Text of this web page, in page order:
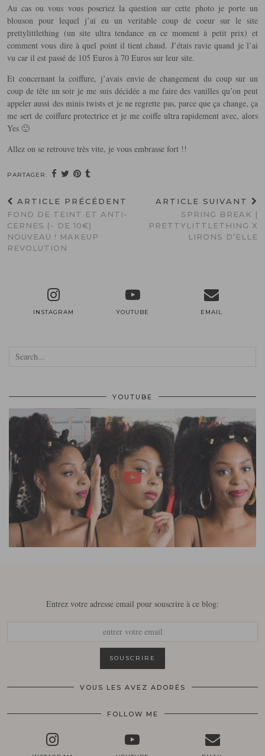
Au cas ou vous vous poseriez la question sur cette photo je porte un
blouson pour lequel j’ai eu un veritable coup de coeur sur le site
prettylittlething (un site ultra tendance en ce moment à petit prix) et
comment vous dire à quel point il tient chaud. J’étais ravie quand je l’ai
vu car il est passé de 105 Euros à 70 Euros sur leur site.
Et concernant la coiffure, j’avais envie de changement du coup sur un
coup de tête un soir je me suis décidée a me faire des vanilles qu’on peut
appeler aussi des minis twists et je ne regrette pas, parce que ça change, ça
me sert de coiffure protectrice et je me coiffe ultra rapidement avec, alors
Yes 🙂
Allez on se retrouve très vite, je vous embrasse fort !!
PARTAGER:
ARTICLE PRÉCÉDENT
FOND DE TEINT ET ANTI-
CERNES (- DE 10€)
NOUVEAU ! MAKEUP
REVOLUTION
ARTICLE SUIVANT
SPRING BREAK |
PRETTYLITTLETHING X
LIRONS D’ELLE
INSTAGRAM YOUTUBE EMAIL
YOUTUBE
Entrez votre adresse email pour souscrire à ce blog:
VOUS LES AVEZ ADORÉS
FOLLOW ME